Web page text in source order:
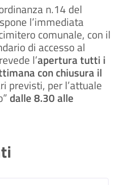
n.14 del
l’immediata
comunale, con il
di accesso al
l’apertura tutti i
con chiusura il
previsti, per l’attuale
dalle 8.30 alle